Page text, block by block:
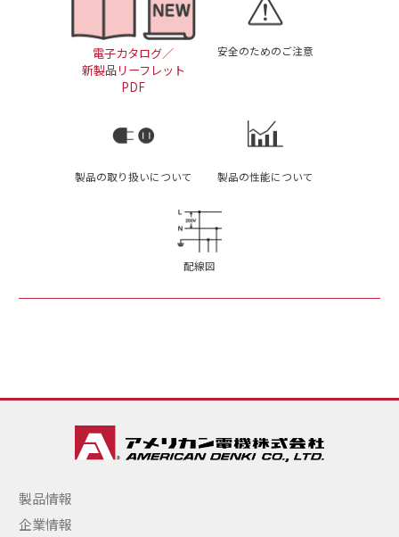
電子カタログ／
新製品リーフレット
PDF
安全のためのご注意
製品の取り扱いについて 製品の性能について
配線図
製品情報
企業情報